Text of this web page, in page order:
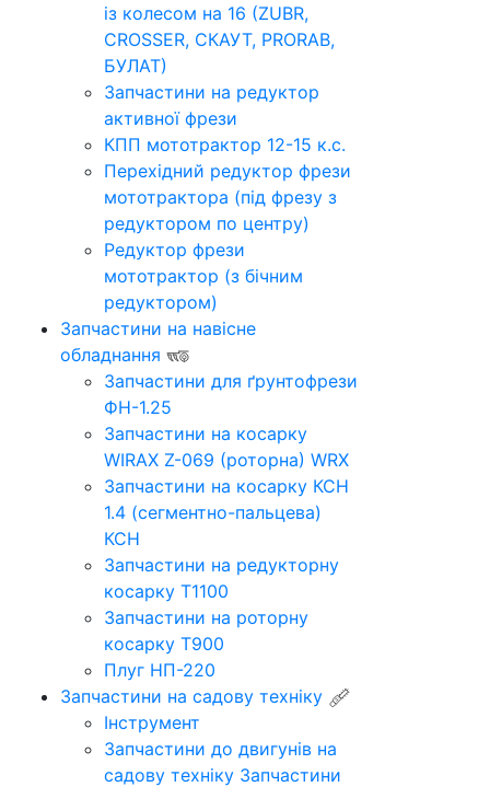
із колесом на 16 (ZUBR,
CROSSER, СКАУТ, PRORAB,
БУЛАТ)
Запчастини на редуктор
активної фрези
КПП мототрактор 12-15 к.с.
Перехідний редуктор фрези
мототрактора (під фрезу з
редуктором по центру)
Редуктор фрези
мототрактор (з бічним
редуктором)
Запчастини на навісне
обладнання
Запчастини для ґрунтофрези
ФН-1.25
Запчастини на косарку
WIRAX Z-069 (роторна) WRX
Запчастини на косарку КСН
1.4 (сегментно-пальцева)
КСН
Запчастини на редукторну
косарку Т1100
Запчастини на роторну
косарку Т900
Плуг НП-220
Запчастини на садову техніку
Інструмент
Запчастини до двигунів на
садову техніку Запчастини